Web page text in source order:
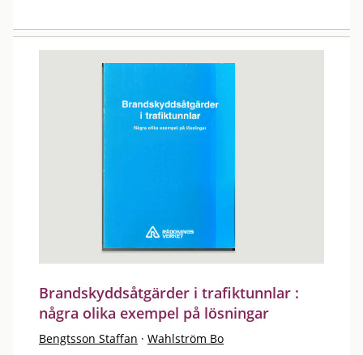
Brandskyddsåtgärder i trafiktunnlar :
några olika exempel på lösningar
Bengtsson Staffan · Wahlström Bo